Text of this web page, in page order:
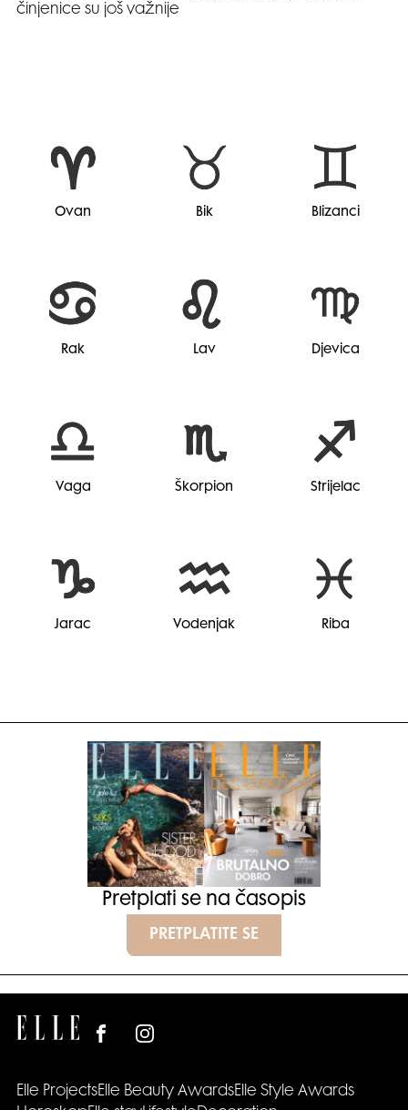
činjenice su još važnije
Ovan Bik Blizanci
Rak Lav Djevica
Vaga Škorpion Strijelac
Jarac Vodenjak Riba
Pretplati se na časopis
PRETPLATITE SE
Elle ProjectsElle Beauty AwardsElle Style Awards